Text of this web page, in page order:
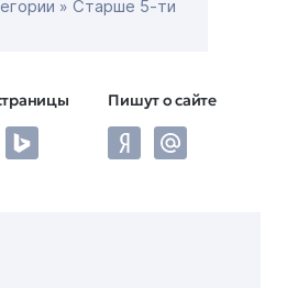
» Старше 5-ти
Пишут о сайте